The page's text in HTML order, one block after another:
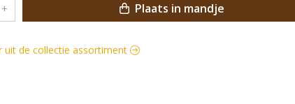
+ Plaats in mandje
uit de collectie assortiment